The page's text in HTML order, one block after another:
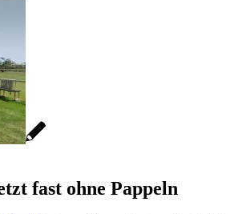
fast ohne Pappeln